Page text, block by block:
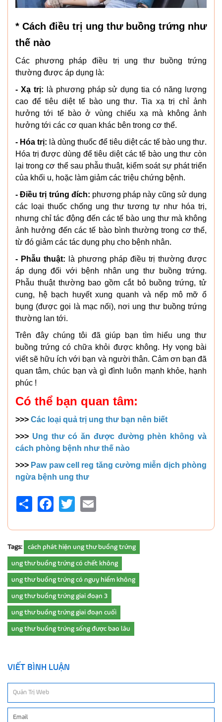
* Cách điều trị ung thư buồng trứng như
thế nào
Các phương pháp điều trị ung thư buồng trứng
thường được áp dụng là:
- Xạ trị: là phương pháp sử dụng tia có năng lượng
cao để tiêu diệt tế bào ung thư. Tia xạ trị chỉ ảnh
hưởng tới tế bào ở vùng chiếu xạ mà không ảnh
hưởng tới các cơ quan khác bên trong cơ thể.
- Hóa trị: là dùng thuốc để tiêu diệt các tế bào ung thư.
Hóa trị được dùng để tiêu diệt các tế bào ung thư còn
lại trong cơ thể sau phẫu thuật, kiểm soát sự phát triển
của khối u, hoặc làm giảm các triệu chứng bệnh.
- Điều trị trúng đích: phương pháp này cũng sử dụng
các loại thuốc chống ung thư tương tự như hóa trị,
nhưng chỉ tác động đến các tế bào ung thư mà không
ảnh hưởng đến các tế bào bình thường trong cơ thể,
từ đó giảm các tác dụng phụ cho bệnh nhân.
- Phẫu thuật: là phương pháp điều trị thường được
áp dụng đối với bệnh nhân ung thư buồng trứng.
Phẫu thuật thường bao gồm cắt bỏ buồng trứng, tử
cung, hệ bạch huyết xung quanh và nếp mô mỡ ổ
bụng (được gọi là mạc nối), nơi ung thư buồng trứng
thường lan tới.
Trên đây chúng tôi đã giúp bạn tìm hiểu ung thư
buồng trứng có chữa khỏi được không. Hy vọng bài
viết sẽ hữu ích với bạn và người thân. Cảm ơn bạn đã
quan tâm, chúc bạn và gì đình luôn mạnh khỏe, hạnh
phúc !
Có thể bạn quan tâm:
>>> Các loại quả trị ung thư bạn nên biết
>>> Ung thư có ăn được đường phèn không và
cách phòng bệnh như thế nào
>>> Paw paw cell reg tăng cường miễn dịch phòng
ngừa bệnh ung thư
Share FacebookTwitter
Tags: cách phát hiện ung thư buồng trứng
ung thư buồng trứng có chết không
ung thư buồng trứng có nguy hiểm không
ung thư buồng trứng giai đoạn 3
ung thư buồng trứng giai đoạn cuối
ung thư buồng trứng sống được bao lâu
VIẾT BÌNH LUẬN